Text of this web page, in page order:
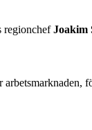
regionchefJoakim